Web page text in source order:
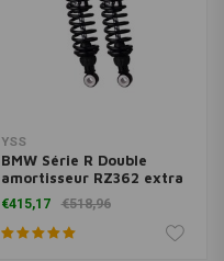
YSS
BMW Série R Double
amortisseur RZ362 extra
long
€415,17 €518,96